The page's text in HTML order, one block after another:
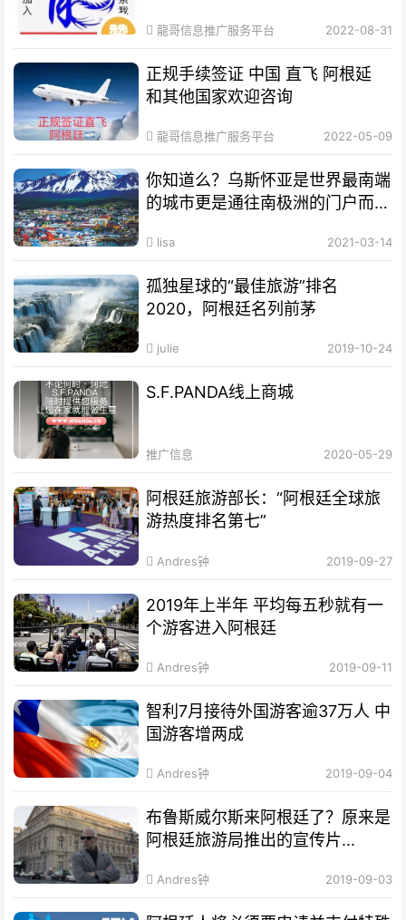
龍哥信息推广服务平台 2022-08-31
正规手续签证 中国 直飞 阿根延
和其他国家欢迎咨询
龍哥信息推广服务平台 2022-05-09
你知道么？乌斯怀亚是世界最南端
的城市更是通往南极洲的门户而驰
lisa 2021-03-14
孤独星球的“最佳旅游”排名
2020，阿根廷名列前茅
julie 2019-10-24
S.F.PANDA线上商城
推广信息 2020-05-29
阿根廷旅游部长：“阿根廷全球旅
游热度排名第七”
Andres钟 2019-09-27
2019年上半年 平均每五秒就有一
个游客进入阿根廷
Andres钟 2019-09-11
智利7月接待外国游客逾37万人 中
国游客增两成
Andres钟 2019-09-04
布鲁斯威尔斯来阿根廷了？原来是
阿根廷旅游局推出的宣传片...
Andres钟 2019-09-03